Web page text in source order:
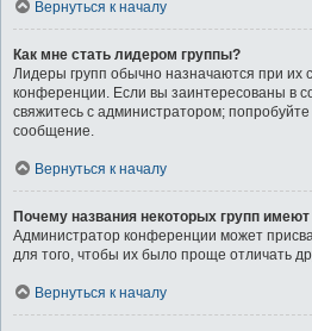
Вернуться к началу
Как мне стать лидером группы?
Лидеры групп обычно назначаются при их
конференции. Если вы заинтересованы в
свяжитесь с администратором;
сообщение.
Вернуться к началу
Почему названия некоторых групп
Администратор конференции может
для того, чтобы их было проще отличать
Вернуться к началу